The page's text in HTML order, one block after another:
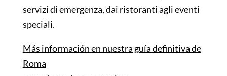
servizi di emergenza, dai ristoranti agli eventi
speciali.
Más información en nuestra guía definitiva de
Roma